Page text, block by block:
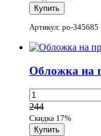
Артикул: po-345685
Обложка на
244
Скидка 17%